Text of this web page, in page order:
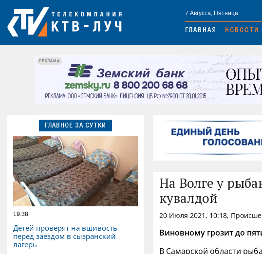
7 Августа, Пятница
ГЛАВНАЯ НОВОСТИ
РЕКЛАМА
ГЛАВНОЕ ЗА СУТКИ
19:38
Детей проверят на вшивость
перед заездом в сызранский
лагерь
На Волге у
кувалдой
20 Июля 2021, 10:18,
Виновному грозит до
В Самарской области